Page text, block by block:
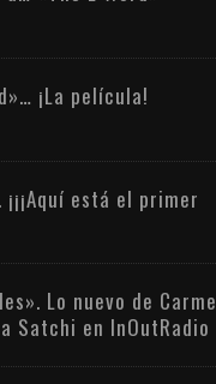
¡La película!
está el primer
Lo nuevo de Carme
Satchi en InOutRadio